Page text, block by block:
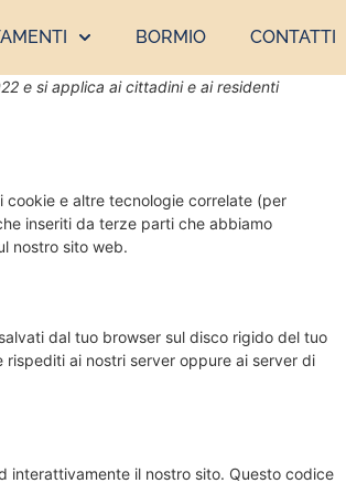
BORMIO CONTATTI
e si applica ai cittadini e ai residenti
e altre tecnologie correlate (per
inseriti da terze parti che abbiamo
nostro sito web.
dal tuo browser sul disco rigido del tuo
ai nostri server oppure ai server di
interattivamente il nostro sito. Questo codice